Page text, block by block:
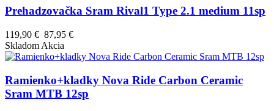
Prehadzovačka Sram Rival1 Type 2.1 medium 11sp
119,90 € 87,95 €
Skladom Akcia
Ramienko+kladky Nova Ride Carbon Ceramic
Sram MTB 12sp